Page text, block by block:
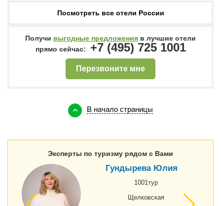
Посмотреть все отели России
Получи выгодные предложения в лучшие отели
прямо сейчас:
+7 (495) 725 1001
Перезвоните мне
В начало страницы
Эксперты по туризму рядом с Вами
Гундырева Юлия
1001тур
Щелковская